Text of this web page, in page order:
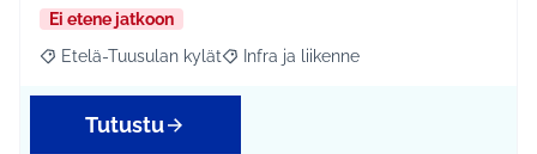
Ei etene jatkoon
Rajaa tulokset aihepiirin mukaan: Etelä-Tuusulan kylät
Etelä-Tuusulan kylät Rajaa tulokset teeman mukaan: Infra ja
Infra ja liikenne
Tutustu